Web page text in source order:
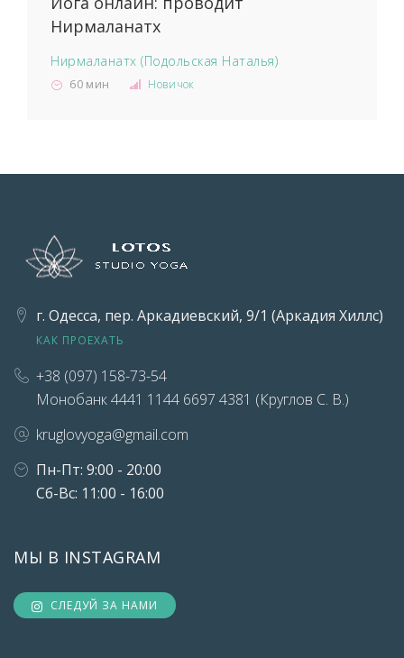
Нирмаланатх
Нирмаланатх (Подольская Наталья)
60 мин Новичок
г. Одесса, пер. Аркадиевский, 9/1 (Аркадия Хиллс)
КАК ПРОЕХАТЬ
+38 (097) 158-73-54
Монобанк 4441 1144 6697 4381 (Круглов С. В.)
kruglovyoga@gmail.com
Пн-Пт: 9:00 - 20:00
Сб-Вс: 11:00 - 16:00
МЫ В INSTAGRAM
СЛЕДУЙ ЗА НАМИ